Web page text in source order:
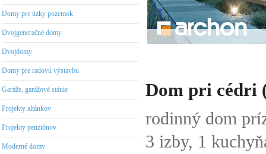
Domy pre úzky pozemok
Dvojgeneračné domy
Dvojdomy
Domy pre radovú výstavbu
Garáže, garážové stánie
Projekty altánkov
Projekty penziónov
Moderné domy
Dom pri cédri
rodinný dom
3 izby, 1